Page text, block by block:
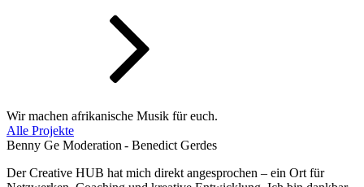
Wir machen afrikanische Musik für euch.
Alle Projekte
Benny Ge Moderation - Benedict Gerdes
Der Creative HUB hat mich direkt angesprochen – ein Ort für